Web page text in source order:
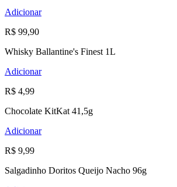
Adicionar
R$ 99,90
Whisky Ballantine's Finest 1L
Adicionar
R$ 4,99
Chocolate KitKat 41,5g
Adicionar
R$ 9,99
Salgadinho Doritos Queijo Nacho 96g